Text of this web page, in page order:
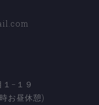
−１９
お昼休憩)